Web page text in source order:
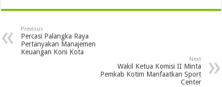
Previous
Percasi Palangka Raya
Pertanyakan Manajemen
Keuangan Koni Kota
Next
Wakil Ketua Komisi II Minta
Pemkab Kotim Manfaatkan Sport
Center